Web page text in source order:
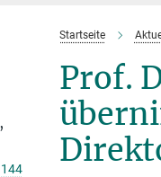
Startseite
Prof.